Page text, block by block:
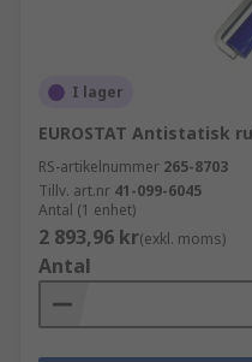
I lager
EUROSTAT Antistatisk
RS-artikelnummer 265-8703
Tillv. art.nr 41-099-6045
Antal (1 enhet)
2 893,96 kr(exkl. moms)
Antal